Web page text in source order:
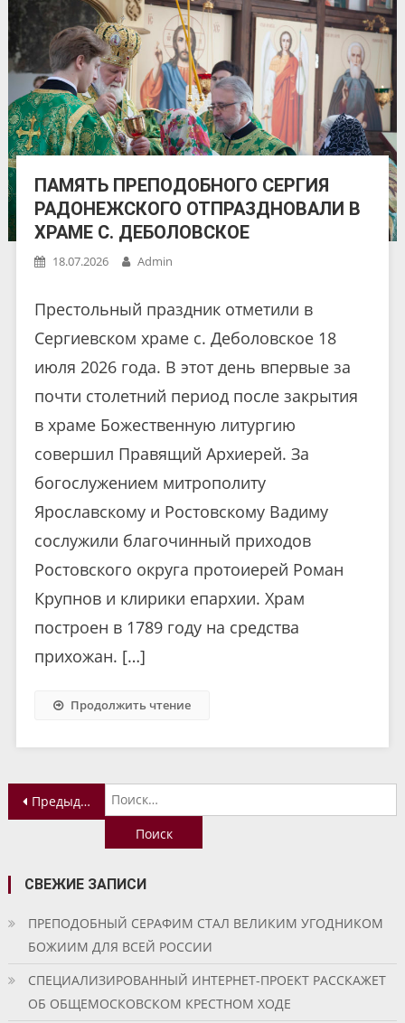
ПАМЯТЬ ПРЕПОДОБНОГО СЕРГИЯ
РАДОНЕЖСКОГО ОТПРАЗДНОВАЛИ В
ХРАМЕ С. ДЕБОЛОВСКОЕ
18.07.2026 Admin
Престольный праздник отметили в
Сергиевском храме с. Деболовское 18
июля 2026 года. В этот день впервые за
почти столетний период после закрытия
в храме Божественную литургию
совершил Правящий Архиерей. За
богослужением митрополиту
Ярославскому и Ростовскому Вадиму
сослужили благочинный приходов
Ростовского округа протоиерей Роман
Крупнов и клирики епархии. Храм
построен в 1789 году на средства
прихожан. […]
Продолжить чтение
Навигация
записям
Предыдущие записи
СВЕЖИЕ ЗАПИСИ
ПРЕПОДОБНЫЙ СЕРАФИМ СТАЛ ВЕЛИКИМ УГОДНИКОМ
БОЖИИМ ДЛЯ ВСЕЙ РОССИИ
СПЕЦИАЛИЗИРОВАННЫЙ ИНТЕРНЕТ-ПРОЕКТ РАССКАЖЕТ
ОБ ОБЩЕМОСКОВСКОМ КРЕСТНОМ ХОДЕ